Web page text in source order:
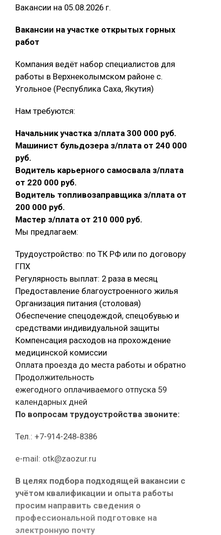
Вакансии на 05.08.2026 г.
Вакансии на участке открытых горных
работ
Компания ведёт набор специалистов для
работы в Верхнеколымском районе с.
Угольное (Республика Саха, Якутия)
Нам требуются:
Начальник участка з/плата 300 000 руб.
Машинист бульдозера з/плата от 240 000
руб.
Водитель карьерного самосвала з/плата
от 220 000 руб.
Водитель топливозаправщика з/плата от
200 000 руб.
Мастер з/плата от 210 000 руб.
Мы предлагаем:
Трудоустройство: по ТК РФ или по договору
ГПХ
Регулярность выплат: 2 раза в месяц
Предоставление благоустроенного жилья
Организация питания (столовая)
Обеспечение спецодеждой, спецобувью и
средствами индивидуальной защиты
Компенсация расходов на прохождение
медицинской комиссии
Оплата проезда до места работы и обратно
Продолжительность
ежегодного оплачиваемого отпуска 59
календарных дней
По вопросам трудоустройства звоните:
Тел.: +7-914-248‑8386
e-mail: otk@zaozur.ru
В целях подбора подходящей вакансии с
учётом квалификации и опыта работы
просим направить сведения о
профессиональной подготовке на
электронную почту